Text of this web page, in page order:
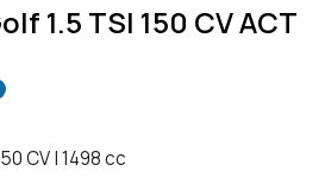
1.5 TSI 150 CV ACT
CV|1498 cc